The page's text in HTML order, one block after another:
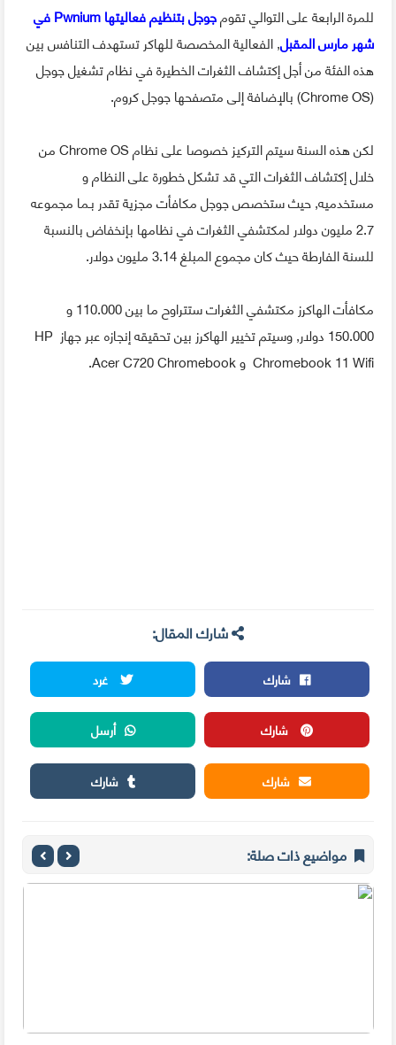
للمرة الرابعة على التوالي تقوم
جوجل بتنظيم فعاليتها Pwnium في
شهر مارس المقبل, الفعالية المخصصة للهاكر تستهدف التنافس بين
هذه الفئة من أجل إكتشاف الثغرات الخطيرة في نظام تشغيل جوجل
(Chrome OS) بالإضافة إلى متصفحها جوجل كروم.
لكن هذه السنة سيتم التركيز خصوصا على نظام Chrome OS من
خلال إكتشاف الثغرات التي قد تشكل خطورة على النظام و
مستخدميه, حيث ستخصص جوجل مكافأت مجزية تقدر بـما مجموعه
2.7 مليون دولار لمكتشفي الثغرات في نظامها بإنخفاض بالنسبة
للسنة الفارطة حيث كان مجموع المبلغ 3.14 مليون دولار.
مكافأت الهاكرز مكتشفي الثغرات ستتراوح ما بين 110.000 و
150.000 دولار, وسيتم تخيير الهاكرز بين تحقيقه إنجازه عبر جهاز HP
Chromebook 11 Wifi و Acer C720 Chromebook.
شارك المقال:
شارك
غرد
شارك
أرسل
شارك
شارك
مواضيع ذات صلة: